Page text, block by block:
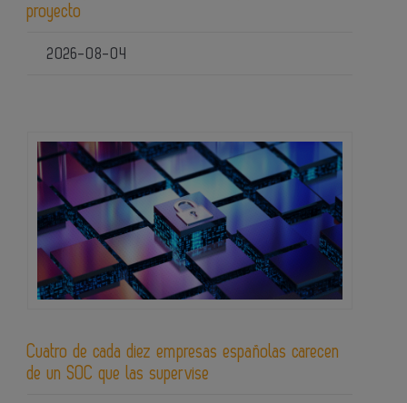
proyecto
2026-08-04
Cuatro de cada diez empresas españolas carecen
de un SOC que las supervise